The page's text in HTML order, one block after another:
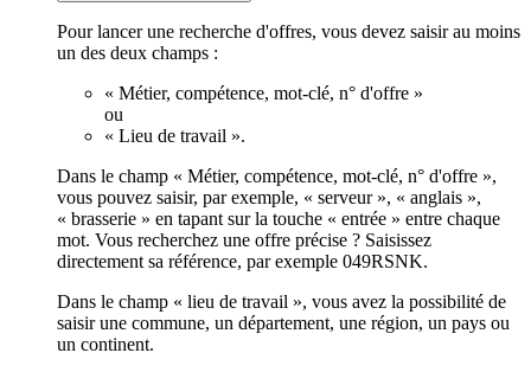
Pour lancer une recherche d'offres, vous devez saisir au moins
un des deux champs :
« Métier, compétence, mot-clé, n° d'offre »
ou
« Lieu de travail ».
Dans le champ « Métier, compétence, mot-clé, n° d'offre »,
vous pouvez saisir, par exemple, « serveur », « anglais »,
« brasserie » en tapant sur la touche « entrée » entre chaque
mot. Vous recherchez une offre précise ? Saisissez
directement sa référence, par exemple 049RSNK.
Dans le champ « lieu de travail », vous avez la possibilité de
saisir une commune, un département, une région, un pays ou
un continent.